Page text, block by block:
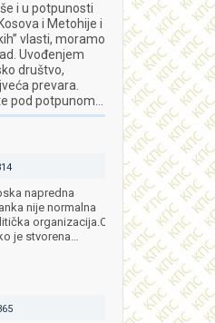
i u potpunosti
i Metohije i
vlasti, moramo
Uvođenjem
društvo,
prevara.
pod potpunom…
napredna
nije normalna
organizacija.Od
je stvorena…